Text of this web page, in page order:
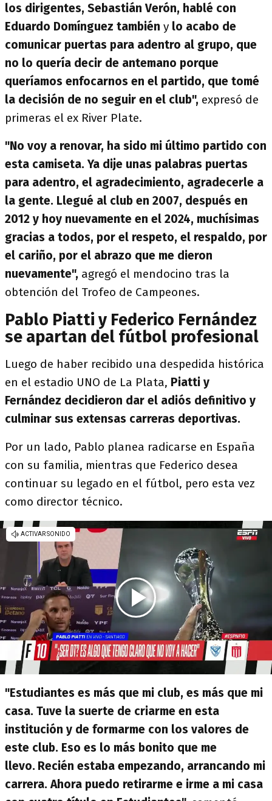
los dirigentes, Sebastián Verón, hablé con
Eduardo Domínguez también y lo acabo de
comunicar puertas para adentro al grupo, que
no lo quería decir de antemano porque
queríamos enfocarnos en el partido, que tomé
la decisión de no seguir en el club", expresó de
primeras el ex River Plate.
"No voy a renovar, ha sido mi último partido con
esta camiseta. Ya dije unas palabras puertas
para adentro, el agradecimiento, agradecerle a
la gente. Llegué al club en 2007, después en
2012 y hoy nuevamente en el 2024, muchísimas
gracias a todos, por el respeto, el respaldo, por
el cariño, por el abrazo que me dieron
nuevamente", agregó el mendocino tras la
obtención del Trofeo de Campeones.
Pablo Piatti y Federico Fernández
se apartan del fútbol profesional
Luego de haber recibido una despedida histórica
en el estadio UNO de La Plata, Piatti y
Fernández decidieron dar el adiós definitivo y
culminar sus extensas carreras deportivas.
Por un lado, Pablo planea radicarse en España
con su familia, mientras que Federico desea
continuar su legado en el fútbol, pero esta vez
como director técnico.
"Estudiantes es más que mi club, es más que mi
casa. Tuve la suerte de criarme en esta
institución y de formarme con los valores de
este club. Eso es lo más bonito que me
llevo. Recién estaba empezando, arrancando mi
carrera. Ahora puedo retirarme e irme a mi casa